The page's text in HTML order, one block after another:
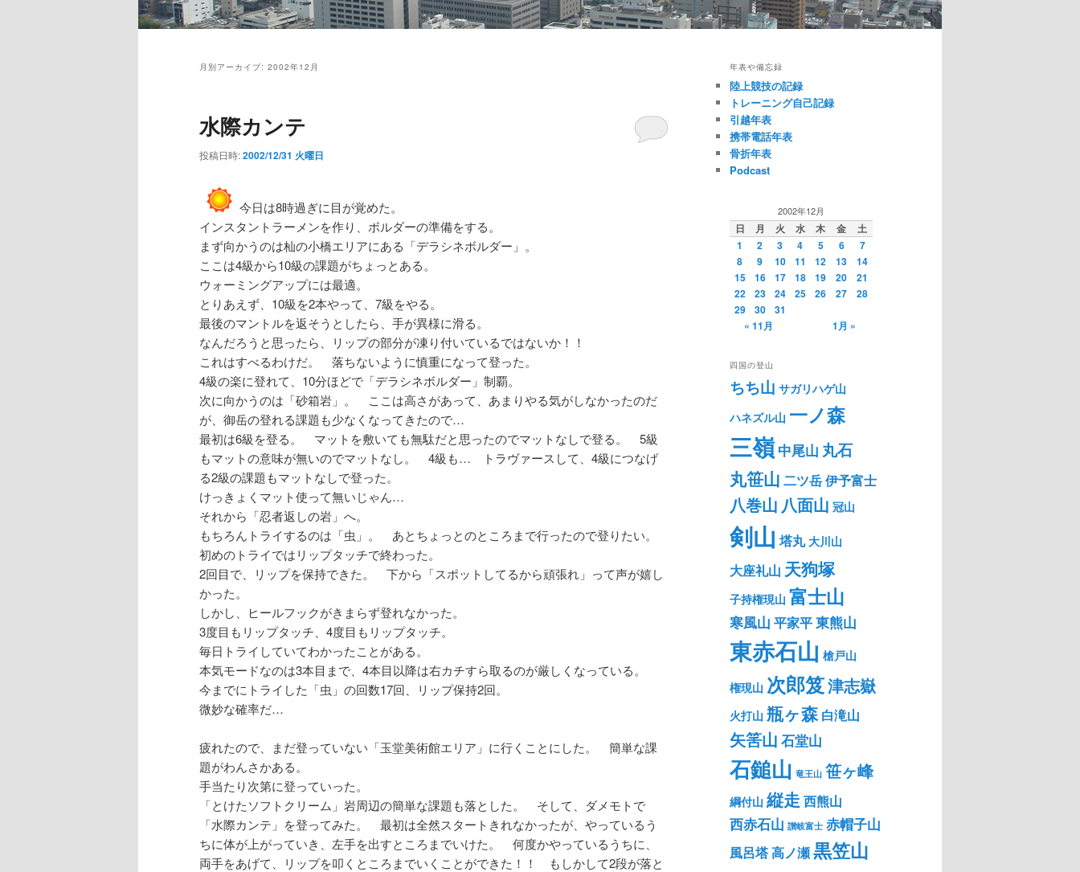
月別アーカイブ: 2002年12月
水際カンテ
投稿日時:2002/12/31 火曜日
今日は8時過ぎに目が覚めた。
インスタントラーメンを作り、ボルダーの準備をする。
まず向かうのは杣の小橋エリアにある「デラシネボルダー」。
ここは4級から10級の課題がちょっとある。
ウォーミングアップには最適。
とりあえず、10級を2本やって、7級をやる。
最後のマントルを返そうとしたら、手が異様に滑る。
なんだろうと思ったら、リップの部分が凍り付いているではないか！！
これはすべるわけだ。 落ちないように慎重になって登った。
4級の楽に登れて、10分ほどで「デラシネボルダー」制覇。
次に向かうのは「砂箱岩」。 ここは高さがあって、あまりやる気がしなかったのだ
が、御岳の登れる課題も少なくなってきたので…
最初は6級を登る。 マットを敷いても無駄だと思ったのでマットなしで登る。 5級
もマットの意味が無いのでマットなし。 4級も… トラヴァースして、4級につなげ
る2級の課題もマットなしで登った。
けっきょくマット使って無いじゃん…
それから「忍者返しの岩」へ。
もちろんトライするのは「虫」。 あとちょっとのところまで行ったので登りたい。
初めのトライではリップタッチで終わった。
2回目で、リップを保持できた。 下から「スポットしてるから頑張れ」って声が嬉し
かった。
しかし、ヒールフックがきまらず登れなかった。
3度目もリップタッチ、4度目もリップタッチ。
毎日トライしていてわかったことがある。
本気モードなのは3本目まで、4本目以降は右カチすら取るのが厳しくなっている。
今までにトライした「虫」の回数17回、リップ保持2回。
微妙な確率だ…
疲れたので、まだ登っていない「玉堂美術館エリア」に行くことにした。 簡単な課
題がわんさかある。
手当たり次第に登っていった。
「とけたソフトクリーム」岩周辺の簡単な課題も落とした。 そして、ダメモトで
「水際カンテ」を登ってみた。 最初は全然スタートきれなかったが、やっているう
ちに体が上がっていき、左手を出すところまでいけた。 何度かやっているうちに、
両手をあげて、リップを叩くところまでいくことができた！！ もしかして2段が落と
年表や備忘録
陸上競技の記録
トレーニング自己記録
引越年表
携帯電話年表
骨折年表
Podcast
2002年12月
日 月 火 水 木 金
土
1
2 3 4 5 6
7
8
9 10 11 12 13
14
15
16 17 18 19 20
21
22
23 24 25 26 27
28
29
30
31
« 11月
1月 »
四国の登山
ちち山 サガリハゲ山
ハネズル山 一ノ森
三嶺 中尾山 丸石
丸笹山 二ツ岳伊予富士
八巻山 八面山 冠山
剣山 塔丸 大川山
大座礼山 天狗塚
子持権現山 富士山
寒風山 平家平東熊山
東赤石山 槍戸山
権現山 次郎笈津志嶽
火打山 瓶ヶ森 白滝山
矢筈山 石堂山
石鎚山 竜王山 笹ヶ峰
綱付山 縦走西熊山
西赤石山 讃岐富士 赤帽子山
風呂塔高ノ瀬黒笠山